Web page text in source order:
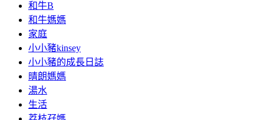
和牛B
和牛媽媽
家庭
小小豬kinsey
小小豬的成長日誌
晴朗媽媽
湯水
生活